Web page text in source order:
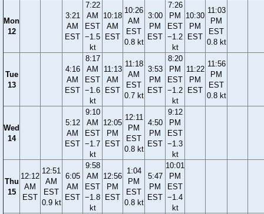
Mon
12
3:21
AM
EST
7:22
AM
EST
−1.5
kt
10:18
AM
EST
10:26
AM
EST
0.8 kt
3:00
PM
EST
7:26
PM
EST
−1.2
kt
10:30
PM
EST
11:03
PM
EST
0.8 kt
Tue
13
4:16
AM
EST
8:17
AM
EST
−1.6
kt
11:13
AM
EST
11:18
AM
EST
0.7 kt
3:53
PM
EST
8:20
PM
EST
−1.2
kt
11:22
PM
EST
11:56
PM
EST
0.8 kt
Wed
14
5:12
AM
EST
9:10
AM
EST
−1.7
kt
12:05
PM
EST
12:11
PM
EST
0.8 kt
4:50
PM
EST
9:12
PM
EST
−1.3
kt
Thu
15
12:12
AM
EST
12:51
AM
EST
0.9 kt
6:05
AM
EST
9:58
AM
EST
−1.8
kt
12:56
PM
EST
1:04
PM
EST
0.8 kt
5:47
PM
EST
10:01
PM
EST
−1.4
kt